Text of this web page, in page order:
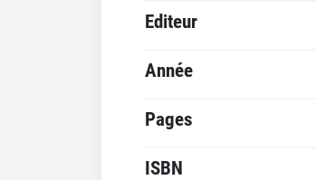
Editeur
Année
Pages
ISBN